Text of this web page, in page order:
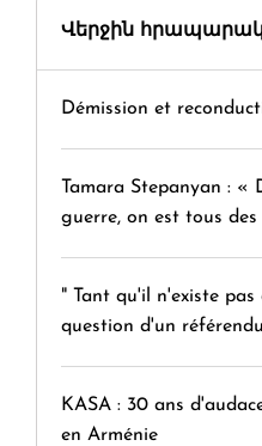
Վերջին
Démission et
Tamara Stepanyan : «
guerre, on est tous
" Tant qu'il n'existe
question d'un
KASA : 30 ans
en Arménie